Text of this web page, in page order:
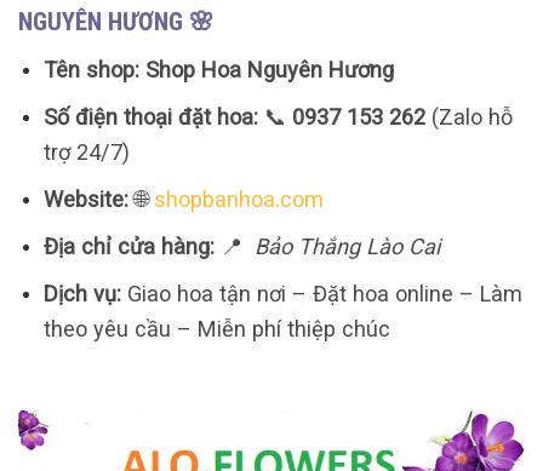
NGUYÊN HƯƠNG 🌸
Tên shop: Shop Hoa Nguyên Hương
Số điện thoại đặt hoa:📞 0937 153 262(Zalo hỗ
trợ 24/7)
Website:🌐shopbanhoa.com
Địa chỉ cửa hàng:📍
Bảo Thắng Lào Cai
Dịch vụ:Giao hoa tận nơi – Đặt hoa online – Làm
theo yêu cầu – Miễn phí thiệp chúc